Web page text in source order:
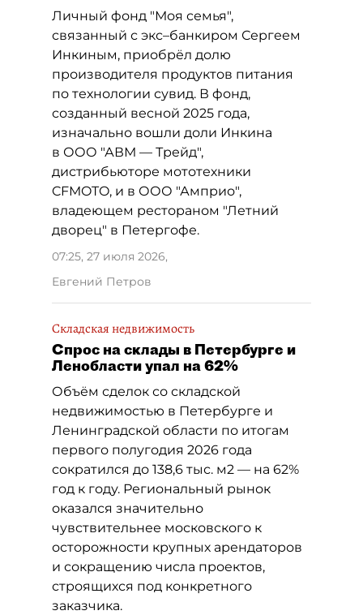
Личный фонд "Моя семья",
связанный с экс–банкиром Сергеем
Инкиным, приобрёл долю
производителя продуктов питания
по технологии сувид. В фонд,
созданный весной 2025 года,
изначально вошли доли Инкина
в ООО "АВМ — Трейд",
дистрибьюторе мототехники
CFMOTO, и в ООО "Амприо",
владеющем рестораном "Летний
дворец" в Петергофе.
07:25, 27 июля 2026,
Евгений Петров
Складская недвижимость
Спрос на склады в Петербурге и
Ленобласти упал на 62%
Объём сделок со складской
недвижимостью в Петербурге и
Ленинградской области по итогам
первого полугодия 2026 года
сократился до 138,6 тыс. м2 — на 62%
год к году. Региональный рынок
оказался значительно
чувствительнее московского к
осторожности крупных арендаторов
и сокращению числа проектов,
строящихся под конкретного
заказчика.